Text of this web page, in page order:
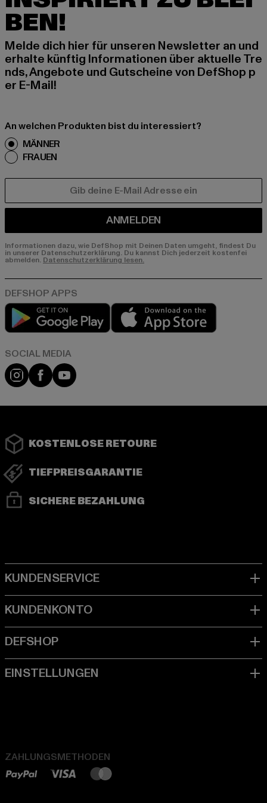
BEN!
Melde dich hier für unseren Newsletter an und
erhalte künftig Informationen über aktuelle Tre
nds, Angebote und Gutscheine von DefShop p
er E-Mail!
An welchen Produkten bist du interessiert?
MÄNNER
FRAUEN
ANMELDEN
Informationen dazu, wie DefShop mit Deinen Daten umgeht, findest Du
in unserer Datenschutzerklärung. Du kannst Dich jederzeit kostenfei
abmelden. Datenschutzerklärung lesen.
Play market
Instagram
FacebookYouTube
KOSTENLOSE RETOURE
TIEFPREISGARANTIE
SICHERE BEZAHLUNG
ZAHLUNGSMETHODEN